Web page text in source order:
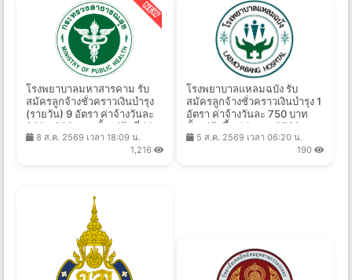
โรงพยาบาลมหาสารคาม รับ
สมัครลูกจ้างชั่วคราวเงินบำรุง
(รายวัน) 9 อัตรา ค่าจ้างวันละ
360 - 900 บาท ตั้งแต่วันที่ 10 -
17 ส.ค. 2569
8 ส.ค. 2569 เวลา 18:09 น.
1,216
โรงพยาบาลแหลมฉบัง รับ
สมัครลูกจ้างชั่วคราวเงินบำรุง 1
อัตรา ค่าจ้างวันละ 750 บาท
ตั้งแต่บัดนี้ - 14 ส.ค. 2569
5 ส.ค. 2569 เวลา 06:20 น.
190